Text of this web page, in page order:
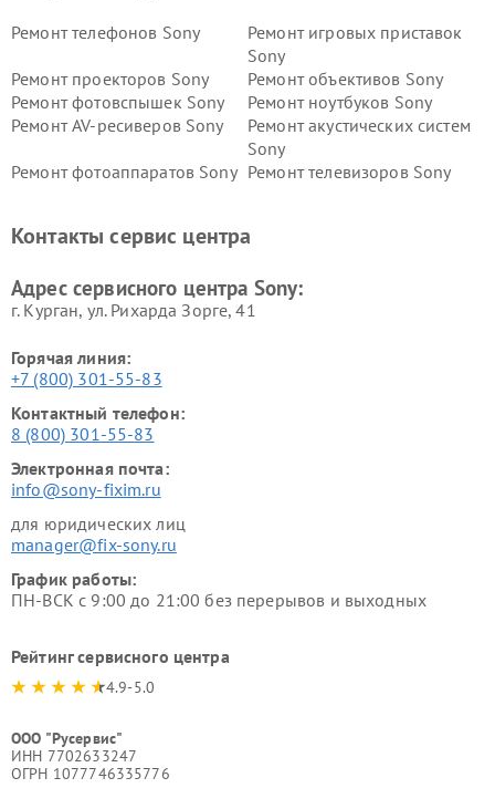
Ремонт телефонов Sony
Ремонт игровых приставок
Sony
Ремонт проекторов Sony
Ремонт объективов Sony
Ремонт фотовспышек Sony
Ремонт ноутбуков Sony
Ремонт AV-ресиверов Sony
Ремонт акустических систем
Sony
Ремонт фотоаппаратов Sony Ремонт телевизоров Sony
Контакты сервис центра
Адрес сервисного центра Sony:
г. Курган, ул. Рихарда Зорге, 41
Горячая линия:
+7 (800) 301-55-83
Контактный телефон:
8 (800) 301-55-83
Электронная почта:
info@sony-fixim.ru
для юридических лиц
manager@fix-sony.ru
График работы:
ПН-ВСК с 9:00 до 21:00 без перерывов и выходных
Рейтинг сервисного центра
4.9-5.0
ООО "Русервис"
ИНН 7702633247
ОГРН 1077746335776